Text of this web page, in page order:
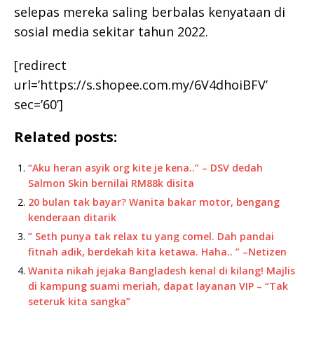
selepas mereka saling berbalas kenyataan di
sosial media sekitar tahun 2022.
[redirect
url=’https://s.shopee.com.my/6V4dhoiBFV’
sec=’60’]
Related posts:
“Aku heran asyik org kite je kena..” – DSV dedah
Salmon Skin bernilai RM88k disita
20 bulan tak bayar? Wanita bakar motor, bengang
kenderaan ditarik
” Seth punya tak relax tu yang comel. Dah pandai
fitnah adik, berdekah kita ketawa. Haha.. ” –Netizen
Wanita nikah jejaka Bangladesh kenal di kilang! Majlis
di kampung suami meriah, dapat layanan VIP – “Tak
seteruk kita sangka”